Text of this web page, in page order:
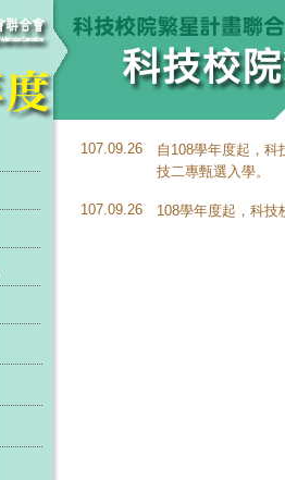
107.09.26
自108學年度起，
技二專甄選入學。
107.09.26 108學年度起，科技